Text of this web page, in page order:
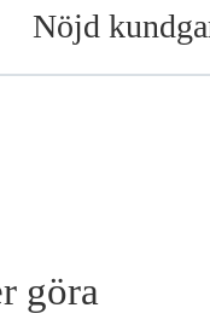
Nöjd
göra